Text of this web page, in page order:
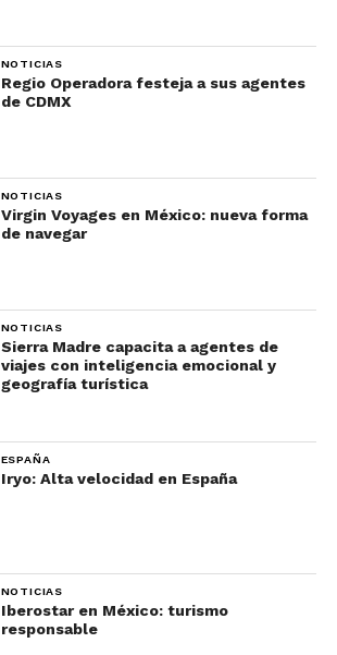
NOTICIAS
Regio Operadora festeja a sus agentes
de CDMX
NOTICIAS
Virgin Voyages en México: nueva forma
de navegar
NOTICIAS
Sierra Madre capacita a agentes de
viajes con inteligencia emocional y
geografía turística
ESPAÑA
Iryo: Alta velocidad en España
NOTICIAS
Iberostar en México: turismo
responsable